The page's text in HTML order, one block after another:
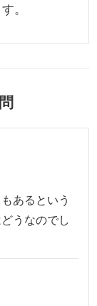
。
あるという
うなのでし